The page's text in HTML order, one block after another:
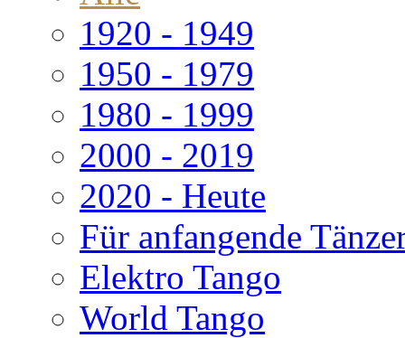
1920 - 1949
1950 - 1979
1980 - 1999
2000 - 2019
2020 - Heute
Für anfangende
Elektro Tango
World Tango